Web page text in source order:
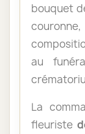
bouquet
au
La
fleuriste